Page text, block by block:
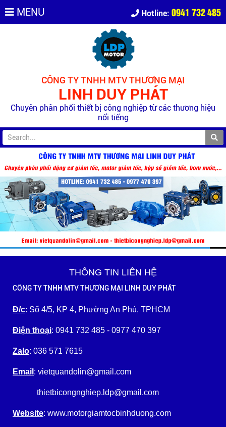
MENU Hotline: 0941 732 485
CÔNG TY TNHH MTV THƯƠNG MẠI
LINH DUY PHÁT
Chuyên phân phối thiết bị công nghiệp từ các thương hiệu
nổi tiếng
THÔNG TIN LIÊN HỆ
CÔNG TY TNHH MTV THƯƠNG MẠI LINH DUY PHÁT
Đ/c: Số 4/5, KP 4, Phường An Phú, TPHCM
Điện thoại: 0941 732 485 - 0977 470 397
Zalo: 036 571 7615
Email : vietquandolin@gmail.com
thietbicongnghiep.ldp@gmail.com
Website: www.motorgiamtocbinhduong.com